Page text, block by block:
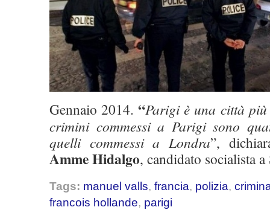
Gennaio 2014.“Parigi è una città
crimini commessi a Parigi sono
quelli commessi a Londra”,
Amme Hidalgo, candidato socialista
Tags: manuel valls, francia, polizia,
francois hollande, parigi